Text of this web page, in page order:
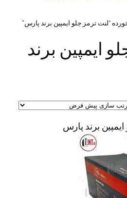
“لنت ترمز جلو ایمپین برند پارس”
ایمپین برند
برند پارس